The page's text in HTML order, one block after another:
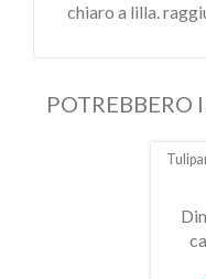
chiaro a lilla.
POTREBBERO